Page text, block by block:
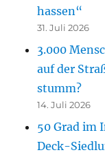
hassen“
31. Juli 2026
3.000
auf der
stumm?
14. Juli 2026
50 Grad im
Deck-